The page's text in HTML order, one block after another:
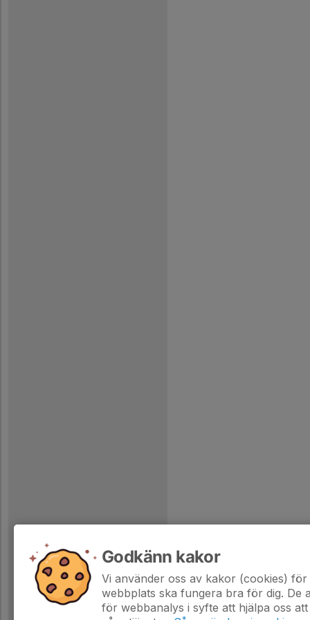
Godkänn kakor
Vi använder oss av kakor (cookies)
webbplats ska fungera bra för dig. De
för webbanalys i syfte att hjälpa oss